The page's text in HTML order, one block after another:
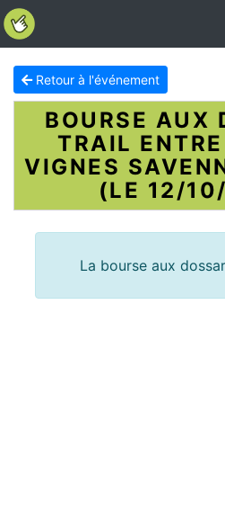
Retour à l'événement
BOURSE AUX
TRAIL
VIGNES
(LE 12/
La bourse aux